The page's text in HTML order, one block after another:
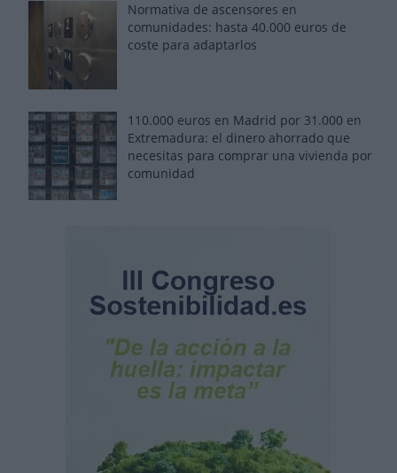
Normativa de ascensores en
comunidades: hasta 40.000 euros de
coste para adaptarlos
110.000 euros en Madrid por 31.000 en
Extremadura: el dinero ahorrado que
necesitas para comprar una vivienda por
comunidad